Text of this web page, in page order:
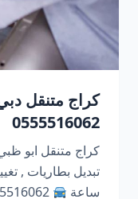
0555516062
ساعة
0555516062